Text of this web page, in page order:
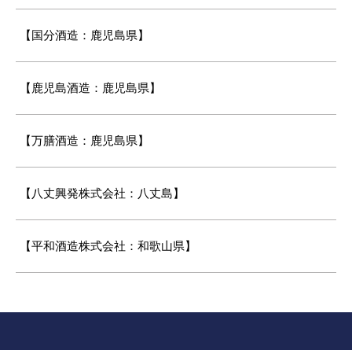
【国分酒造：鹿児島県】
【鹿児島酒造：鹿児島県】
【万膳酒造：鹿児島県】
【八丈興発株式会社：八丈島】
【平和酒造株式会社：和歌山県】